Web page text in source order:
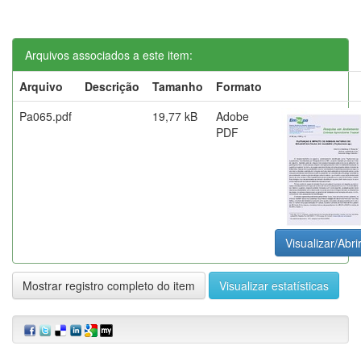
Arquivos associados a este item:
Arquivo
Descrição Tamanho
Formato
Pa065.pdf
19,77 kB
Adobe
PDF
Visualizar/Abrir
Mostrar registro completo do item Visualizar estatísticas